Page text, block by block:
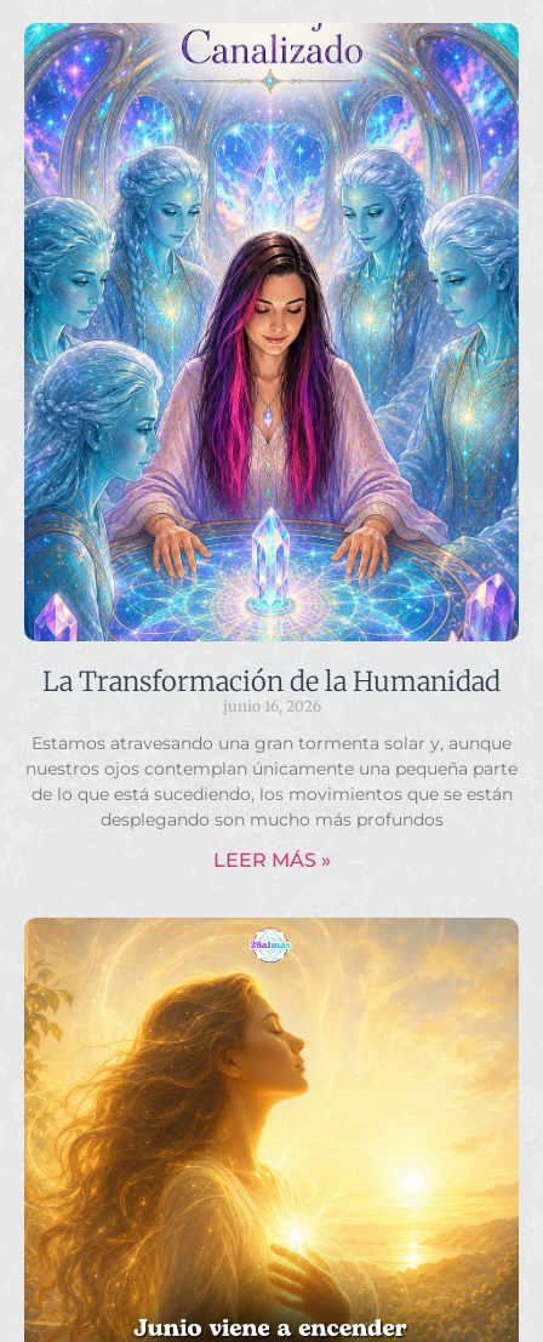
La Transformación de la Humanidad
junio 16, 2026
Estamos atravesando una gran tormenta solar y, aunque
nuestros ojos contemplan únicamente una pequeña parte
de lo que está sucediendo, los movimientos que se están
desplegando son mucho más profundos
LEER MÁS »